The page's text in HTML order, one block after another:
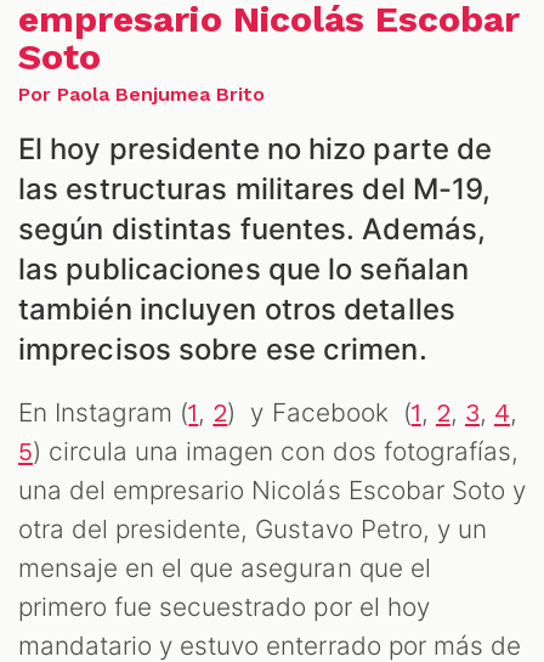
empresario Nicolás Escobar
Soto
Por Paola Benjumea Brito
El hoy presidente no hizo parte de
las estructuras militares del M-19,
según distintas fuentes. Además,
las publicaciones que lo señalan
también incluyen otros detalles
imprecisos sobre ese crimen.
En Instagram (1, 2) y Facebook (1, 2, 3, 4,
5) circula una imagen con dos fotografías,
una del empresario Nicolás Escobar Soto y
otra del presidente, Gustavo Petro, y un
mensaje en el que aseguran que el
primero fue secuestrado por el hoy
mandatario y estuvo enterrado por más de